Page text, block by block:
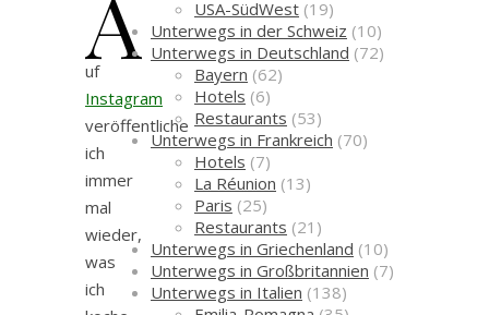
uf
Instagram
veröffentliche
ich
immer
mal
wieder,
was
ich
USA-SüdWest (19)
Unterwegs in der Schweiz (10)
Unterwegs in Deutschland (72)
Bayern (62)
Hotels (6)
Restaurants (53)
Unterwegs in Frankreich (70)
Hotels (7)
La Réunion (13)
Paris (25)
Restaurants (21)
Unterwegs in Griechenland (10)
Unterwegs in Großbritannien (7)
Unterwegs in Italien (138)